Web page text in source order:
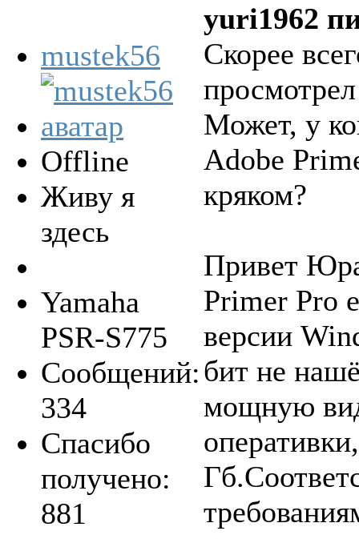
mustek56
Offline
Живу я
здесь
Yamaha
PSR-S775
Сообщений:
334
Спасибо
получено:
881
yuri1962
Скорее
Может, у
Adobe
кряком?
Привет
Primer Pro
версии
бит не
мощную